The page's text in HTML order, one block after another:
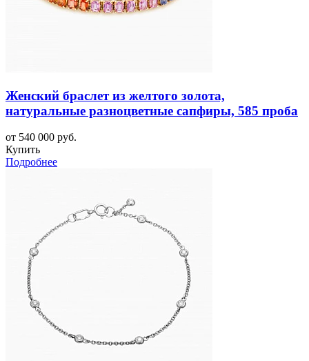
Женский браслет из желтого золота,
натуральные разноцветные сапфиры, 585 проба
от 540 000 руб.
Купить
Подробнее